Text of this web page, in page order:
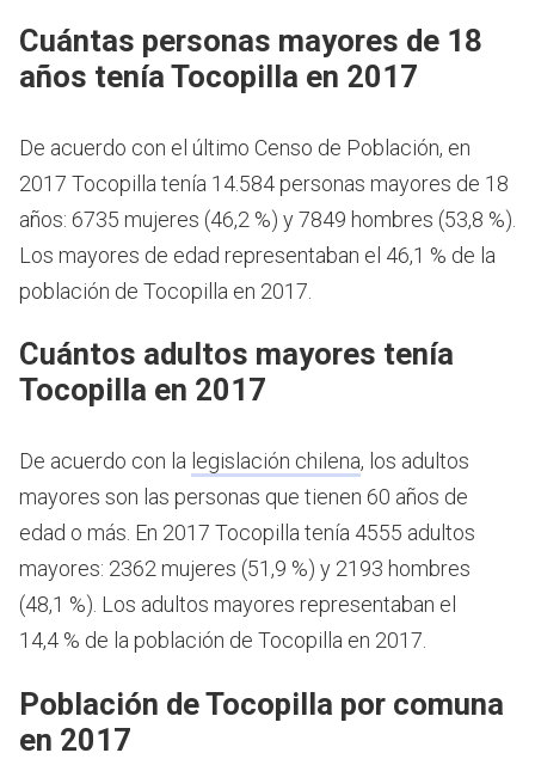
Cuántas personas mayores de 18
años tenía Tocopilla en 2017
De acuerdo con el último Censo de Población, en
2017 Tocopilla tenía 14.584 personas mayores de 18
años: 6735 mujeres (46,2 %) y 7849 hombres (53,8 %).
Los mayores de edad representaban el 46,1 % de la
población de Tocopilla en 2017.
Cuántos adultos mayores tenía
Tocopilla en 2017
De acuerdo con la legislación chilena, los adultos
mayores son las personas que tienen 60 años de
edad o más. En 2017 Tocopilla tenía 4555 adultos
mayores: 2362 mujeres (51,9 %) y 2193 hombres
(48,1 %). Los adultos mayores representaban el
14,4 % de la población de Tocopilla en 2017.
Población de Tocopilla por comuna
en 2017